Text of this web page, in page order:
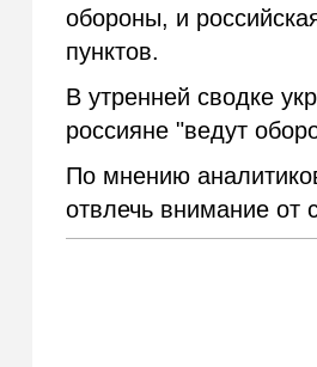
обороны, и
пунктов.
В утренней сводке
россияне "ведут
По мнению
отвлечь внимание от